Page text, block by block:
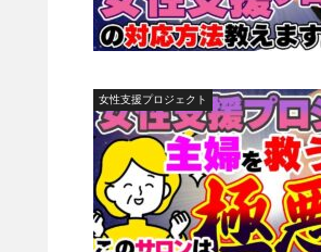
女性支援プロジェクト